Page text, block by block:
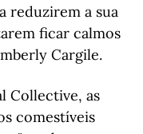
reduzirem a sua
ficar calmos
Cargile.
Collective, as
comestíveis